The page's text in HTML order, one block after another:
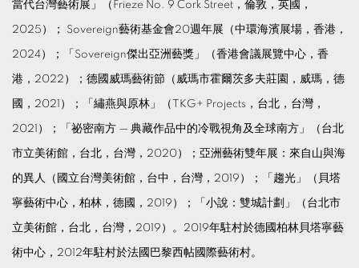
當代台灣藝術展」（Frieze No. 9 Cork Street，倫敦，英國，
2025）； Sovereign藝術基金會20週年展（中環海濱展場，香港，
2024）；「Sovereign傑出亞洲藝獎」（香港會議展覽中心，香
港，2022）；德國威瑪藝術節（威瑪市霍爾茨多夫莊園，威瑪，德
國，2021）；「繡燕與原林」（TKG+ Projects，台北，台灣，
2021）；「祕密南方 — 典藏作品中的冷戰視角及全球南方」（台北
市立美術館，台北，台灣，2020）；亞洲藝術雙年展：來自山與海
的異人（國立台灣美術館，台中，台灣，2019）；「趨光」（貝塔
寧藝術中心，柏林，德國，2019）；「小說：雙城計劃」（台北市
立美術館，台北，台灣，2019）。2019年駐村於德國柏林貝塔寧藝
術中心，2012年駐村於法國巴黎西帖國際藝術村。